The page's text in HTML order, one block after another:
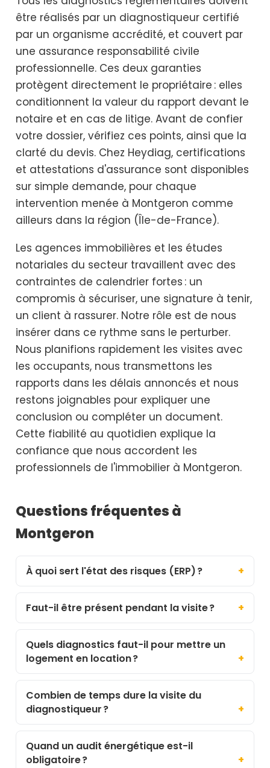
être réalisés par un diagnostiqueur certifié
par un organisme accrédité, et couvert par
une assurance responsabilité civile
professionnelle. Ces deux garanties
protègent directement le propriétaire : elles
conditionnent la valeur du rapport devant le
notaire et en cas de litige. Avant de confier
votre dossier, vérifiez ces points, ainsi que la
clarté du devis. Chez Heydiag, certifications
et attestations d'assurance sont disponibles
sur simple demande, pour chaque
intervention menée à Montgeron comme
ailleurs dans la région (Île-de-France).
Les agences immobilières et les études
notariales du secteur travaillent avec des
contraintes de calendrier fortes : un
compromis à sécuriser, une signature à tenir,
un client à rassurer. Notre rôle est de nous
insérer dans ce rythme sans le perturber.
Nous planifions rapidement les visites avec
les occupants, nous transmettons les
rapports dans les délais annoncés et nous
restons joignables pour expliquer une
conclusion ou compléter un document.
Cette fiabilité au quotidien explique la
confiance que nous accordent les
professionnels de l'immobilier à Montgeron.
Questions fréquentes à
Montgeron
À quoi sert l'état des risques (ERP) ?
Faut-il être présent pendant la visite ?
Quels diagnostics faut-il pour mettre un
logement en location ?
Combien de temps dure la visite du
diagnostiqueur ?
Quand un audit énergétique est-il
obligatoire ?